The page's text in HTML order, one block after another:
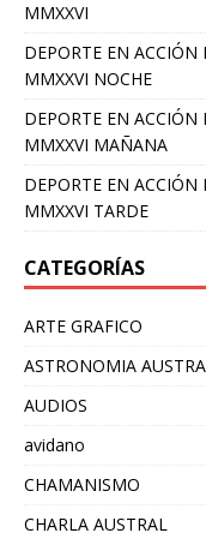
MMXXVI
DEPORTE EN ACCIÓN
MMXXVI NOCHE
DEPORTE EN ACCIÓN
MMXXVI MAÑANA
DEPORTE EN ACCIÓN
MMXXVI TARDE
CATEGORÍAS
ARTE GRAFICO
ASTRONOMIA
AUDIOS
avidano
CHAMANISMO
CHARLA AUSTRAL